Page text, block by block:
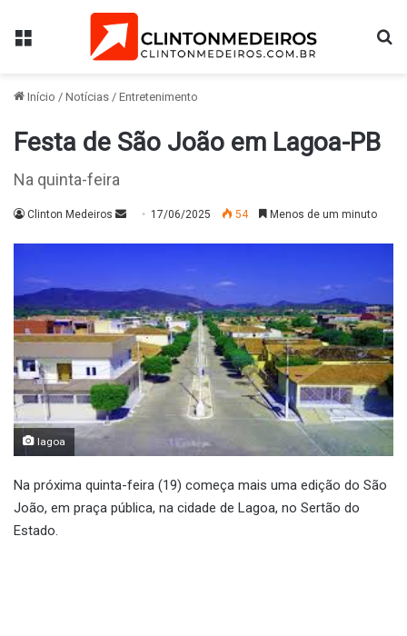
Menu
Início / Notícias / Entretenimento
Festa de São João em Lagoa-PB
Na quinta-feira
Clinton Medeiros
Mande17/06/2025 54 Menos de um minuto
lagoa
Na próxima quinta-feira (19) começa mais uma edição do São
João, em praça pública, na cidade de Lagoa, no Sertão do
Estado.